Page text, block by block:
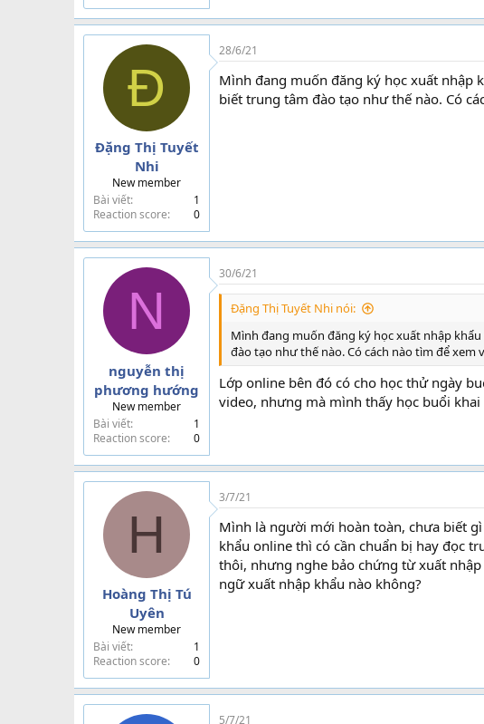
Đ
Đặng Thị Tuyết
Nhi
New member
Bài viết
1
Reaction score
0
28/6/21
Mình đang muốn đăng ký học xuất nhập
biết trung tâm đào tạo như thế nào. Có
N
nguyễn thị
phương hướng
New member
Bài viết
1
Reaction score
0
30/6/21
Đặng Thị Tuyết Nhi nói:
Mình đang muốn đăng ký học xuất nhập
đào tạo như thế nào. Có cách nào tìm để
Lớp online bên đó có cho học thử ngày
video, nhưng mà mình thấy học buổi
H
Hoàng Thị Tú
Uyên
New member
Bài viết
1
Reaction score
0
3/7/21
Mình là người mới hoàn toàn, chưa biết
khẩu online thì có cần chuẩn bị hay đọc
thôi, nhưng nghe bảo chứng từ xuất
ngữ xuất nhập khẩu nào không?
5/7/21